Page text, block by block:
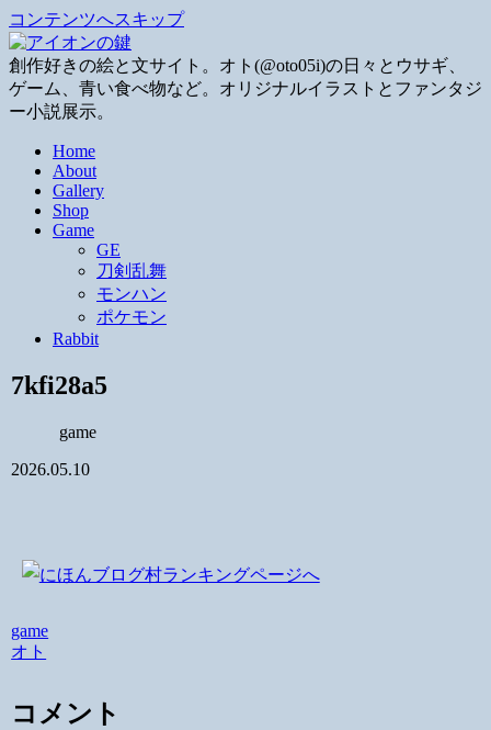
コンテンツへスキップ
創作好きの絵と文サイト。オト(@oto05i)の日々とウサギ、
ゲーム、青い食べ物など。オリジナルイラストとファンタジ
ー小説展示。
Home
About
Gallery
Shop
Game
GE
刀剣乱舞
モンハン
ポケモン
Rabbit
7kfi28a5
game
2026.05.10
game
オト
コメント